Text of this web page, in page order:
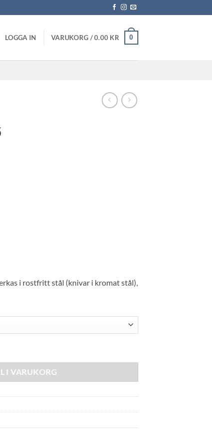
LOGGA IN VARUKORG /0.00 KR 0
i rostfritt stål (knivar i kromat stål),
I VARUKORG